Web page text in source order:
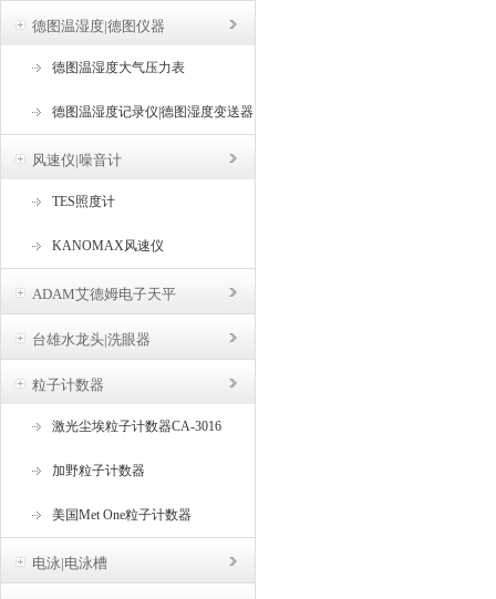
德图温湿度|德图仪器
德图温湿度大气压力表
德图温湿度记录仪|德图湿度变送器
风速仪|噪音计
TES照度计
KANOMAX风速仪
ADAM艾德姆电子天平
台雄水龙头|洗眼器
粒子计数器
激光尘埃粒子计数器CA-3016
加野粒子计数器
美国Met One粒子计数器
电泳|电泳槽